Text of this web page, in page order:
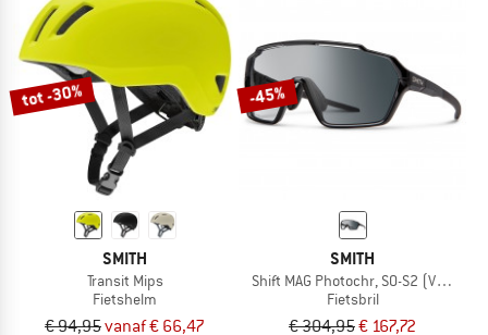
tot -30%
SMITH
Transit Mips
Fietshelm
€ 94,95vanaf € 66,47
-45%
SMITH
Shift MAG Photochr, S0-S2 (VLT 85-
Fietsbril
€ 304,95€ 167,72